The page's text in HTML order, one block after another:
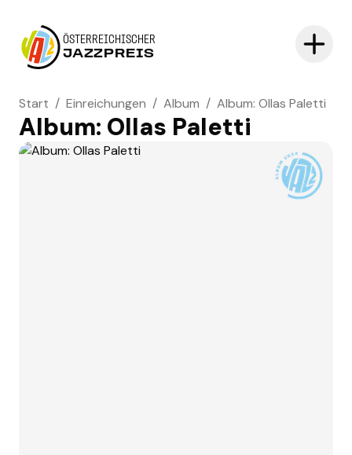
ÖSTERREICHISCHER
JAZZPREIS
Start / Einreichungen / Album / Album: Ollas Paletti
Album: Ollas Paletti